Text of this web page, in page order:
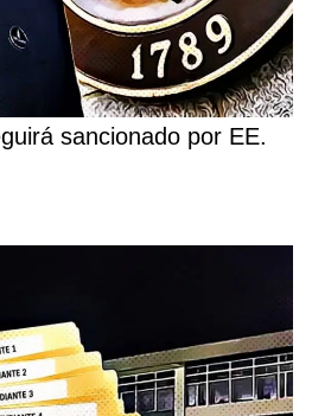
sancionado por EE.